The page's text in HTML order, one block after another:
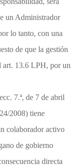
un Administrador
lo tanto, con una
de que la gestión
art. 13.6 LPH, por un
7.ª, de 7 de abril
2008) tiene
colaborador activo
de gobierno
directa